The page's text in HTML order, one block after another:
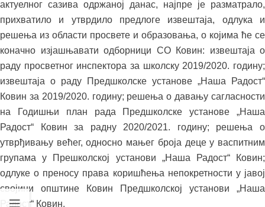
актуелног сазива одржаној данас, најпре је разматрало,
прихватило и утврдило предлоге извештаја, одлука и
решења из области просвете и образовања, о којима ће се
коначно изјашњавати одборници СО Ковин: извештаја о
раду просветног инспектора за школску 2019/2020. годину;
извештаја о раду Предшколске установе „Наша Радост“
Ковин за 2019/2020. годину; решења о давању сагласности
на Годишњи план рада Предшколске установе „Наша
Радост“ Ковин за радну 2020/2021. годину; решења о
утврђивању већег, односно мањег броја деце у васпитним
групама у Прешколској установи „Наша Радост“ Ковин;
одлуке о преносу права коришћења непокретности у јавој
својини општине Ковин Предшколској установи „Наша
Радост“ Ковин.